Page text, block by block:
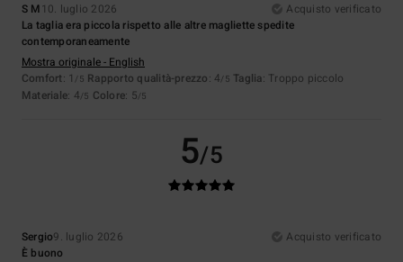
S M 10. luglio 2026
Acquisto verificato
La taglia era piccola rispetto alle altre magliette spedite
contemporaneamente
Mostra originale - English
Comfort: 1 /5 Rapporto qualità-prezzo: 4/5 Taglia: Troppo piccolo
Materiale: 4/5 Colore: 5/5
5/5
Sergio9. luglio 2026
Acquisto verificato
È buono